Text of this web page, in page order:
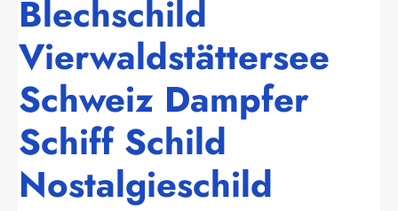
Blechschild
Vierwaldstättersee
Schweiz Dampfer
Schiff Schild
Nostalgieschild